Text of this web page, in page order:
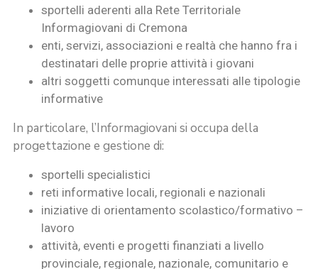
sportelli aderenti alla Rete Territoriale
Informagiovani di Cremona
enti, servizi, associazioni e realtà che hanno fra i
destinatari delle proprie attività i giovani
altri soggetti comunque interessati alle tipologie
informative
In particolare, l’Informagiovani si occupa della
progettazione e gestione di:
sportelli specialistici
reti informative locali, regionali e nazionali
iniziative di orientamento scolastico/formativo –
lavoro
attività, eventi e progetti finanziati a livello
provinciale, regionale, nazionale, comunitario e